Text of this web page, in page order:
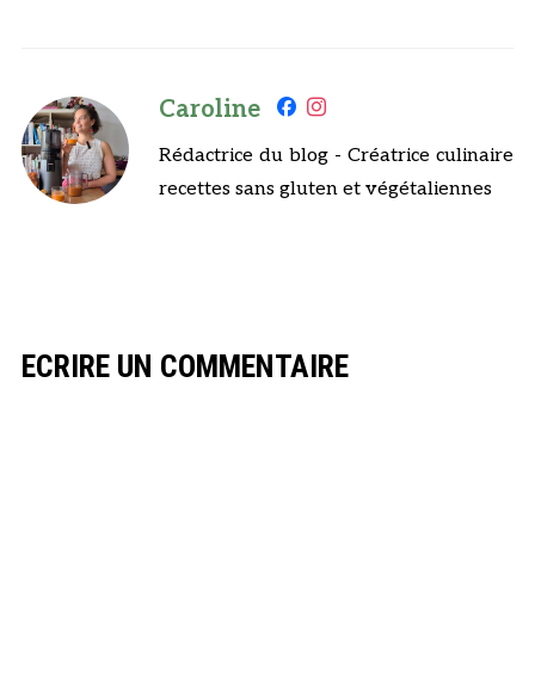
Caroline
Rédactrice du blog - Créatrice culinaire
recettes sans gluten et végétaliennes
ECRIRE UN COMMENTAIRE